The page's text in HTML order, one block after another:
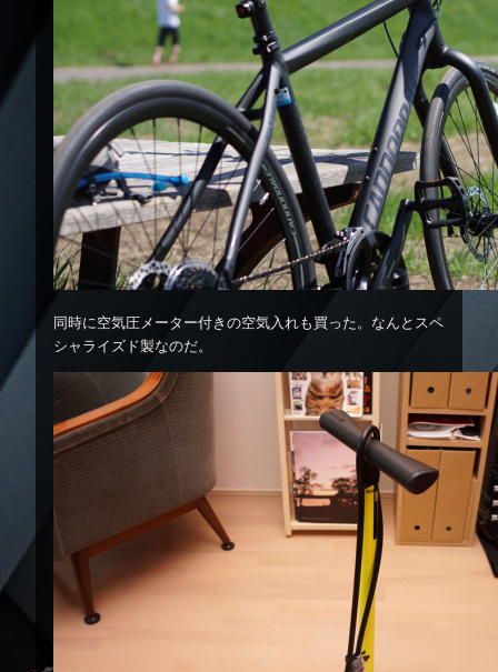
同時に空気圧メーター付きの空気入れも買った。なんとスペ
シャライズド製なのだ。